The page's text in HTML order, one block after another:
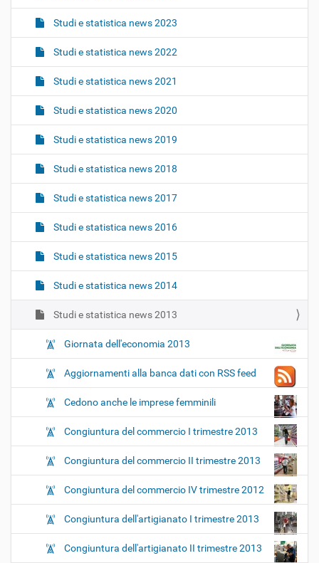
i
n
Studi e statistica news 2023
Studi e statistica news 2022
Studi e statistica news 2021
Studi e statistica news 2020
Studi e statistica news 2019
Studi e statistica news 2018
Studi e statistica news 2017
Studi e statistica news 2016
Studi e statistica news 2015
Studi e statistica news 2014
Studi e statistica news 2013
Giornata dell'economia 2013
Aggiornamenti alla banca dati con RSS feed
Cedono anche le imprese femminili
Congiuntura del commercio I trimestre 2013
Congiuntura del commercio II trimestre 2013
Congiuntura del commercio IV trimestre 2012
Congiuntura dell'artigianato I trimestre 2013
Congiuntura dell'artigianato II trimestre 2013